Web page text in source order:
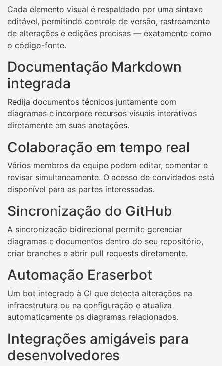
Cada elemento visual é respaldado por uma sintaxe
editável, permitindo controle de versão, rastreamento
de alterações e edições precisas — exatamente como
o código-fonte.
Documentação Markdown
integrada
Redija documentos técnicos juntamente com
diagramas e incorpore recursos visuais interativos
diretamente em suas anotações.
Colaboração em tempo real
Vários membros da equipe podem editar, comentar e
revisar simultaneamente. O acesso de convidados está
disponível para as partes interessadas.
Sincronização do GitHub
A sincronização bidirecional permite gerenciar
diagramas e documentos dentro do seu repositório,
criar branches e abrir pull requests diretamente.
Automação Eraserbot
Um bot integrado à CI que detecta alterações na
infraestrutura ou na configuração e atualiza
automaticamente os diagramas relacionados.
Integrações amigáveis ​​para
desenvolvedores